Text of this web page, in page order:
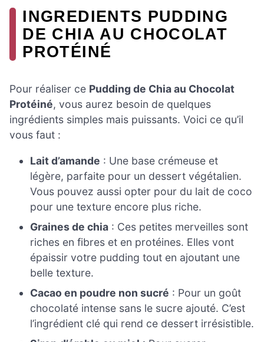
INGREDIENTS PUDDING
DE CHIA AU CHOCOLAT
PROTÉINÉ
Pour réaliser ce Pudding de Chia au Chocolat
Protéiné, vous aurez besoin de quelques
ingrédients simples mais puissants. Voici ce qu’il
vous faut :
Lait d’amande : Une base crémeuse et
légère, parfaite pour un dessert végétalien.
Vous pouvez aussi opter pour du lait de coco
pour une texture encore plus riche.
Graines de chia : Ces petites merveilles sont
riches en fibres et en protéines. Elles vont
épaissir votre pudding tout en ajoutant une
belle texture.
Cacao en poudre non sucré : Pour un goût
chocolaté intense sans le sucre ajouté. C’est
l’ingrédient clé qui rend ce dessert irrésistible.